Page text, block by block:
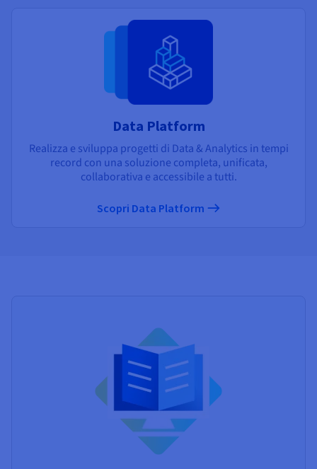
Data Platform
Realizza e sviluppa progetti di Data & Analytics in tempi
record con una soluzione completa, unificata,
collaborativa e accessibile a tutti.
Scopri Data Platform